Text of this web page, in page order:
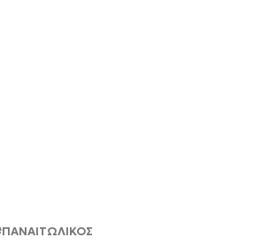
ΠΑΝΑΙΤΩΛΙΚΟΣ